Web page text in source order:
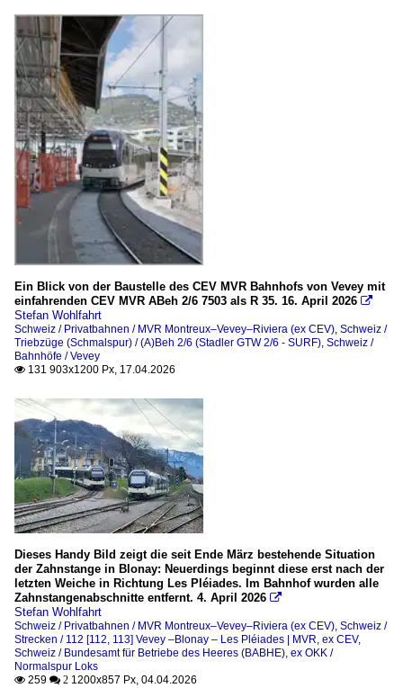
Ein Blick von der Baustelle des CEV MVR Bahnhofs von Vevey mit
einfahrenden CEV MVR ABeh 2/6 7503 als R 35. 16. April 2026 
Stefan Wohlfahrt
Schweiz / Privatbahnen / MVR Montreux–Vevey–Riviera (ex CEV), Schweiz /
Triebzüge (Schmalspur) / (A)Beh 2/6 (Stadler GTW 2/6 - SURF), Schweiz /
Bahnhöfe / Vevey
 131 903x1200 Px, 17.04.2026
Dieses Handy Bild zeigt die seit Ende März bestehende Situation
der Zahnstange in Blonay: Neuerdings beginnt diese erst nach der
letzten Weiche in Richtung Les Pléiades. Im Bahnhof wurden alle
Zahnstangenabschnitte entfernt. 4. April 2026 
Stefan Wohlfahrt
Schweiz / Privatbahnen / MVR Montreux–Vevey–Riviera (ex CEV), Schweiz /
Strecken / 112 [112, 113] Vevey –Blonay – Les Pléiades | MVR, ex CEV,
Schweiz / Bundesamt für Betriebe des Heeres (BABHE), ex OKK /
Normalspur Loks
 259  2 1200x857 Px, 04.04.2026